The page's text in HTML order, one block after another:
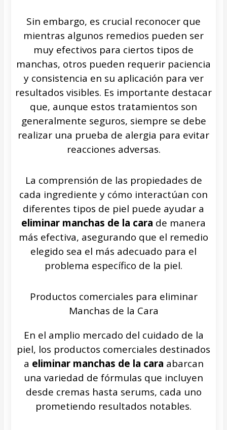
Sin embargo, es crucial reconocer que
mientras algunos remedios pueden ser
muy efectivos para ciertos tipos de
manchas, otros pueden requerir paciencia
y consistencia en su aplicación para ver
resultados visibles. Es importante destacar
que, aunque estos tratamientos son
generalmente seguros, siempre se debe
realizar una prueba de alergia para evitar
reacciones adversas.
La comprensión de las propiedades de
cada ingrediente y cómo interactúan con
diferentes tipos de piel puede ayudar a
eliminar manchas de la cara de manera
más efectiva, asegurando que el remedio
elegido sea el más adecuado para el
problema específico de la piel.
Productos comerciales para eliminar
Manchas de la Cara
En el amplio mercado del cuidado de la
piel, los productos comerciales destinados
a eliminar manchas de la cara abarcan
una variedad de fórmulas que incluyen
desde cremas hasta serums, cada uno
prometiendo resultados notables.